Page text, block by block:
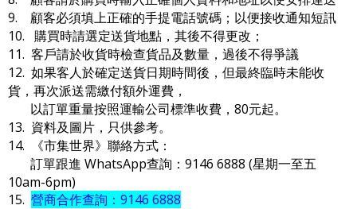
9. 顧客必須填上正確的手提電話號碼；以便接收通知短訊
10. 購買時請選定送貨地點，其後不得更改；
11. 客戶請於收貨時檢查貨品及數量，過後不得爭議
12. 如果客人於確定送貨日期時間後，但最終臨時未能收
貨，再次派送需繳付額外運費，
以訂單重量按照運輸公司標準收費，80元起。
13. 資料及圖片，只供參考。
14. 《市集世界》聯絡方式：
訂單跟進 WhatsApp查詢：9146 6888 (星期一至五
10am-6pm)
15. 營商合作查詢：9146 6888